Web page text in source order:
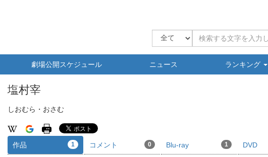
劇場公開スケジュール ニュース ランキング
塩村宰
しおむら・おさむ
作品 1 コメント 0 Blu-ray 1 DVD